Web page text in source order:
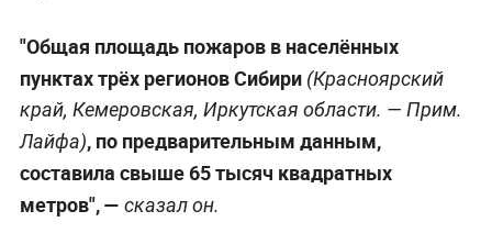
"Общая площадь пожаров в населённых
пунктах трёх регионов Сибири (Красноярский
край, Кемеровская, Иркутская области. — Прим.
Лайфа), по предварительным данным,
составила свыше 65 тысяч квадратных
метров", — сказал он.